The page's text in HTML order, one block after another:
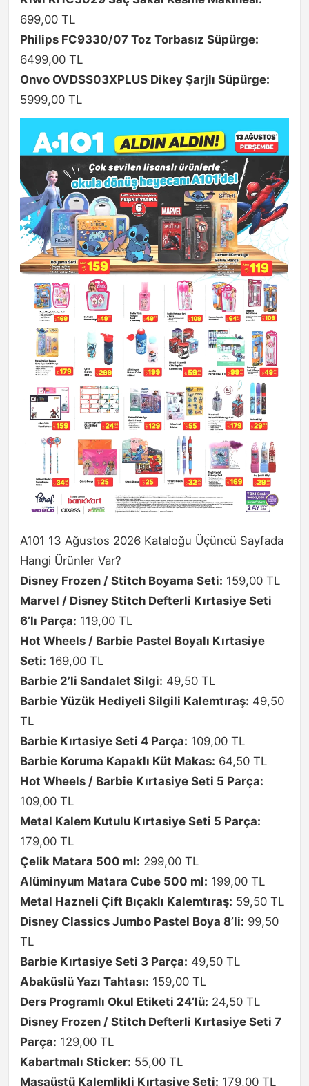
699,00 TL
Philips FC9330/07 Toz Torbasız Süpürge:
6499,00 TL
Onvo OVDSS03XPLUS Dikey Şarjlı Süpürge:
5999,00 TL
A101 13 Ağustos 2026 Kataloğu Üçüncü Sayfada
Hangi Ürünler Var?
Disney Frozen / Stitch Boyama Seti: 159,00 TL
Marvel / Disney Stitch Defterli Kırtasiye Seti
6’lı Parça: 119,00 TL
Hot Wheels / Barbie Pastel Boyalı Kırtasiye
Seti: 169,00 TL
Barbie 2’li Sandalet Silgi: 49,50 TL
Barbie Yüzük Hediyeli Silgili Kalemtıraş: 49,50
TL
Barbie Kırtasiye Seti 4 Parça: 109,00 TL
Barbie Koruma Kapaklı Küt Makas: 64,50 TL
Hot Wheels / Barbie Kırtasiye Seti 5 Parça:
109,00 TL
Metal Kalem Kutulu Kırtasiye Seti 5 Parça:
179,00 TL
Çelik Matara 500 ml: 299,00 TL
Alüminyum Matara Cube 500 ml: 199,00 TL
Metal Hazneli Çift Bıçaklı Kalemtıraş: 59,50 TL
Disney Classics Jumbo Pastel Boya 8’li: 99,50
TL
Barbie Kırtasiye Seti 3 Parça: 49,50 TL
Abaküslü Yazı Tahtası: 159,00 TL
Ders Programlı Okul Etiketi 24’lü: 24,50 TL
Disney Frozen / Stitch Defterli Kırtasiye Seti 7
Parça: 129,00 TL
Kabartmalı Sticker: 55,00 TL
Masaüstü Kalemlikli Kırtasiye Seti: 179,00 TL